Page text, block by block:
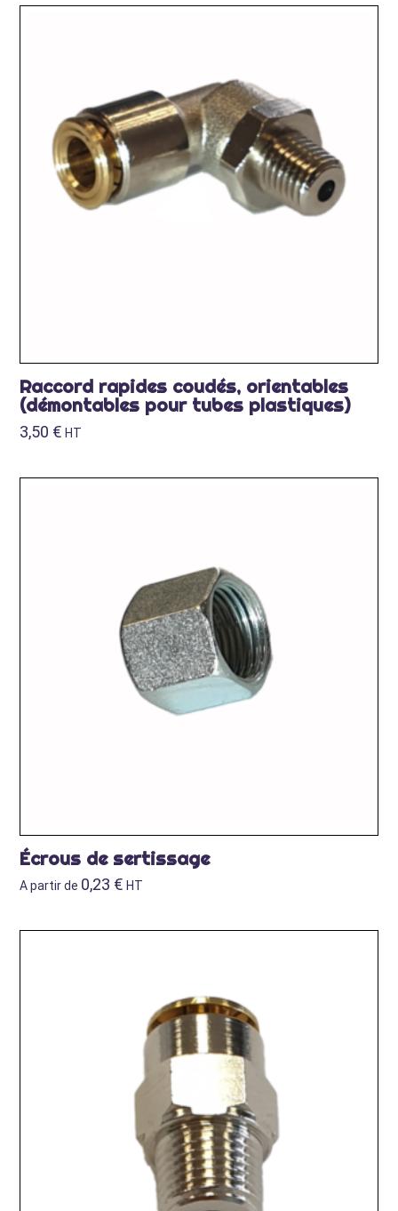
Raccord rapides coudés, orientables
(démontables pour tubes plastiques)
3,50 € HT
Écrous de sertissage
A partir de 0,23 € HT